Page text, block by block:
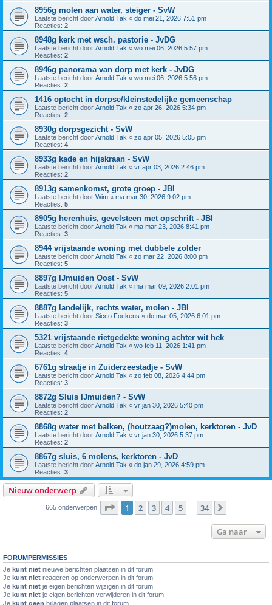
8956g molen aan water, steiger - SvW
Laatste bericht door Arnold Tak « do mei 21, 2026 7:51 pm
Reacties: 2
8948g kerk met wsch. pastorie - JvDG
Laatste bericht door Arnold Tak « wo mei 06, 2026 5:57 pm
Reacties: 2
8946g panorama van dorp met kerk - JvDG
Laatste bericht door Arnold Tak « wo mei 06, 2026 5:56 pm
Reacties: 2
1416 optocht in dorpse/kleinstedelijke gemeenschap
Laatste bericht door Arnold Tak « zo apr 26, 2026 5:34 pm
Reacties: 2
8930g dorpsgezicht - SvW
Laatste bericht door Arnold Tak « zo apr 05, 2026 5:05 pm
Reacties: 4
8933g kade en hijskraan - SvW
Laatste bericht door Arnold Tak « vr apr 03, 2026 2:46 pm
Reacties: 2
8913g samenkomst, grote groep - JBI
Laatste bericht door Wim « ma mar 30, 2026 9:02 pm
Reacties: 5
8905g herenhuis, gevelsteen met opschrift - JBI
Laatste bericht door Arnold Tak « ma mar 23, 2026 8:41 pm
Reacties: 3
8944 vrijstaande woning met dubbele zolder
Laatste bericht door Arnold Tak « zo mar 22, 2026 8:00 pm
Reacties: 5
8897g IJmuiden Oost - SvW
Laatste bericht door Arnold Tak « ma mar 09, 2026 2:01 pm
Reacties: 5
8887g landelijk, rechts water, molen - JBI
Laatste bericht door Sicco Fockens « do mar 05, 2026 6:01 pm
Reacties: 3
5321 vrijstaande rietgedekte woning achter wit hek
Laatste bericht door Arnold Tak « wo feb 11, 2026 1:41 pm
Reacties: 4
6761g straatje in Zuiderzeestadje - SvW
Laatste bericht door Arnold Tak « zo feb 08, 2026 4:44 pm
Reacties: 3
8872g Sluis IJmuiden? - SvW
Laatste bericht door Arnold Tak « vr jan 30, 2026 5:40 pm
Reacties: 2
8868g water met balken, (houtzaag?)molen, kerktoren - JvD
Laatste bericht door Arnold Tak « vr jan 30, 2026 5:37 pm
Reacties: 2
8867g sluis, 6 molens, kerktoren - JvD
Laatste bericht door Arnold Tak « do jan 29, 2026 4:59 pm
Reacties: 3
Nieuw onderwerp
665 onderwerpen Pagina van 34
1 2 3 4 5 34
Ga naar
FORUMPERMISSIES
Je kunt niet nieuwe berichten plaatsen in dit forum
Je kunt niet reageren op onderwerpen in dit forum
Je kunt niet je eigen berichten wijzigen in dit forum
Je kunt niet je eigen berichten verwijderen in dit forum
Je kunt geen bijlagen plaatsen in dit forum